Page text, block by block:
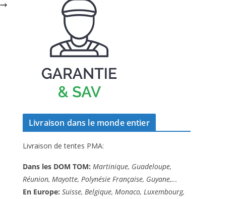
Livraison dans le monde entier
Livraison de tentes PMA:
Dans les DOM TOM: Martinique, Guadeloupe,
Réunion, Mayotte, Polynésie Française, Guyane,...
En Europe: Suisse, Belgique, Monaco, Luxembourg,